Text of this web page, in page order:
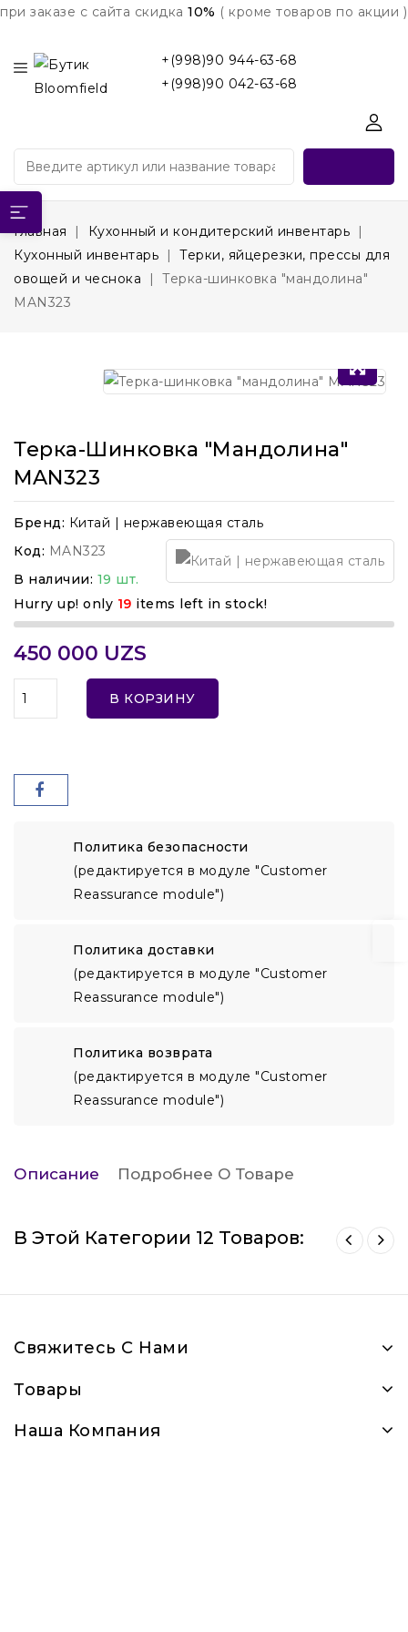
при заказе с сайта скидка 10% ( кроме товаров по акции )
+(998)90 944-63-68
+(998)90 042-63-68
Главная
Кухонный и кондитерский инвентарь
Кухонный инвентарь
Терки, яйцерезки, прессы для
овощей и чеснока
Терка-шинковка "мандолина"
MAN323
Терка-Шинковка "мандолина"
MAN323
Бренд: Китай | нержавеющая сталь
Код: MAN323
В наличии: 19 шт.
Hurry up! only 19 items left in stock!
450 000 UZS
В КОРЗИНУ
Политика безопасности
(редактируется в модуле "Customer
Reassurance module")
Политика доставки
(редактируется в модуле "Customer
Reassurance module")
Политика возврата
(редактируется в модуле "Customer
Reassurance module")
Описание Подробнее О Товаре
В Этой Категории 12 Товаров:
Свяжитесь С Нами
Товары
Наша Компания